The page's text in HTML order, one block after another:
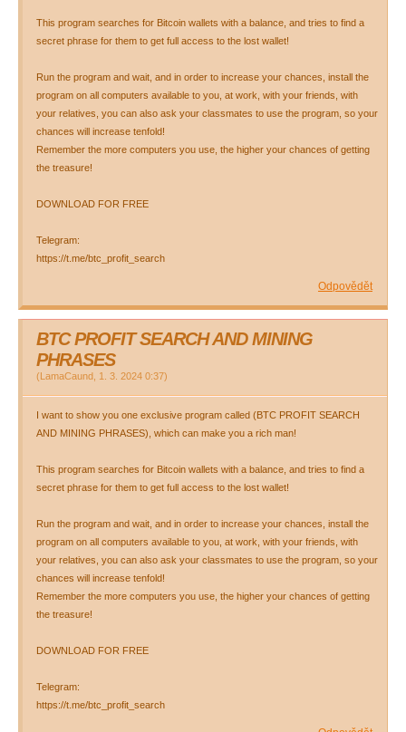
This program searches for Bitcoin wallets with a balance, and tries to find a
secret phrase for them to get full access to the lost wallet!
Run the program and wait, and in order to increase your chances, install the
program on all computers available to you, at work, with your friends, with
your relatives, you can also ask your classmates to use the program, so your
chances will increase tenfold!
Remember the more computers you use, the higher your chances of getting
the treasure!
DOWNLOAD FOR FREE
Telegram:
https://t.me/btc_profit_search
Odpovědět
BTC PROFIT SEARCH AND MINING
PHRASES
(LamaCaund 1. 3. 2024 0:37)
I want to show you one exclusive program called (BTC PROFIT SEARCH
AND MINING PHRASES), which can make you a rich man!
This program searches for Bitcoin wallets with a balance, and tries to find a
secret phrase for them to get full access to the lost wallet!
Run the program and wait, and in order to increase your chances, install the
program on all computers available to you, at work, with your friends, with
your relatives, you can also ask your classmates to use the program, so your
chances will increase tenfold!
Remember the more computers you use, the higher your chances of getting
the treasure!
DOWNLOAD FOR FREE
Telegram:
https://t.me/btc_profit_search